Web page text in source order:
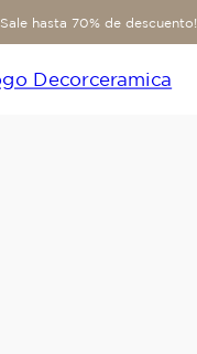
Sale hasta 70% de descuento!